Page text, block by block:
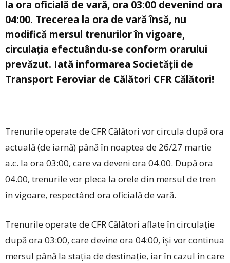
la ora oficială de vară, ora 03:00 devenind ora
04:00. Trecerea la ora de vară însă, nu
modifică mersul trenurilor în vigoare,
circulația efectuându-se conform orarului
prevăzut. Iată informarea Societății de
Transport Feroviar de Călători CFR Călători!
Trenurile operate de CFR Călători vor circula după ora
actuală (de iarnă) până în noaptea de 26/27 martie
a.c. la ora 03:00, care va deveni ora 04.00. După ora
04.00, trenurile vor pleca la orele din mersul de tren
în vigoare, respectând ora oficială de vară.
Trenurile operate de CFR Călători aflate în circulație
după ora 03:00, care devine ora 04:00, își vor continua
mersul până la stația de destinație, iar în cazul în care